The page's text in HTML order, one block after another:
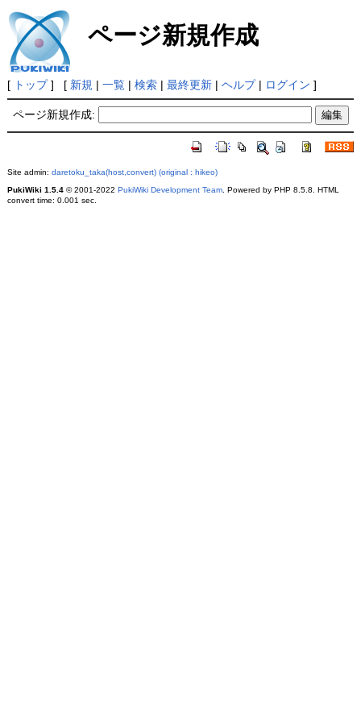
ページ新規作成
[ トップ] [ 新規 | 一覧| 検索| 最終更新| ヘルプ| ログイン ]
ページ新規作成:
Site admin: daretoku_taka(host,convert) (original : hikeo)
PukiWiki 1.5.4© 2001-2022 PukiWiki Development Team. Powered by PHP 8.5.8. HTML
convert time: 0.001 sec.